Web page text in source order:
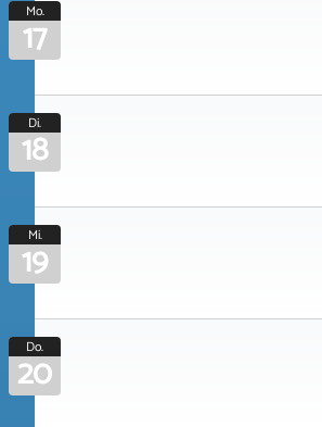
Mo.
17
Di.
18
Mi.
19
Do.
20